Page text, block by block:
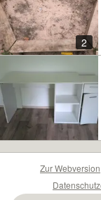
2
Zur Webversion